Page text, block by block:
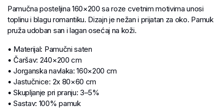
Pamučna posteljina 160×200 sa roze cvetnim motivima unosi
toplinu i blagu romantiku. Dizajn je nežan i prijatan za oko. Pamuk
pruža udoban san i lagan osećaj na koži.
• Materijal: Pamučni saten
• Čaršav: 240×200 cm
• Jorganska navlaka: 160×200 cm
• Jastučnice: 2x 80×60 cm
• Skupljanje pri pranju: 3–5%
• Sastav: 100% pamuk